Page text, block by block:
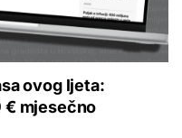
ovog ljeta:
€ mjesečno